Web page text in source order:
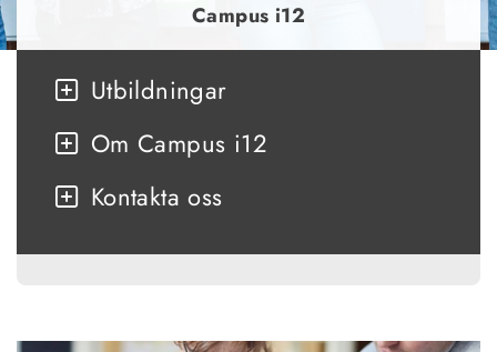
Campus i12
Utbildningar
Om Campus i12
Kontakta oss